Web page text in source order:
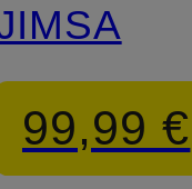
99,99 €